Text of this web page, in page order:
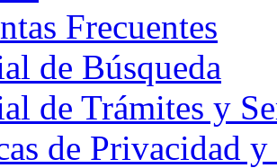
Frecuentes
de Búsqueda
de Trámites y
de Privacidad